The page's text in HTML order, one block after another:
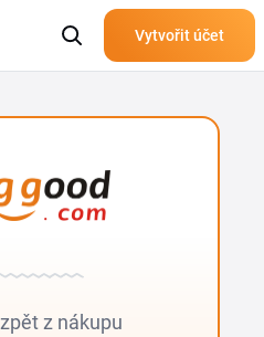
Vytvořit účet
zpět z nákupu